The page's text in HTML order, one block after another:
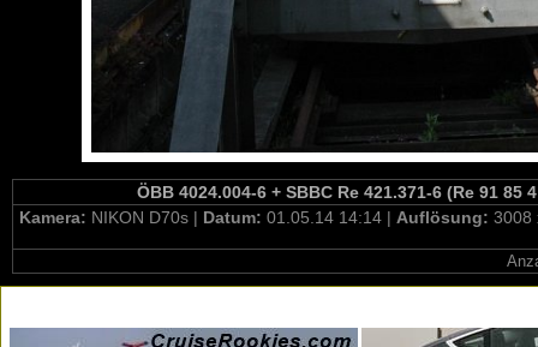
ÖBB 4024.004-6 + SBBC Re 421.371-6 (Re 91 85
Kamera: NIKON D70s | Datum: 01.05.14 14:14 | Auflösung: 3008